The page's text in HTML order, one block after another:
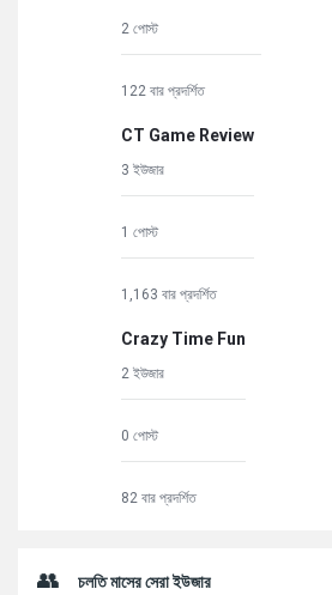
2 পোস্ট
122 বার প্রদর্শিত
CT Game Review
3 ইউজার
1 পোস্ট
1,163 বার প্রদর্শিত
Crazy Time Fun
2 ইউজার
0 পোস্ট
82 বার প্রদর্শিত
চলতি মাসের সেরা ইউজার